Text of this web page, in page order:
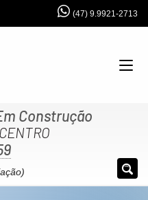
(47) 9.9921-2713
Construção